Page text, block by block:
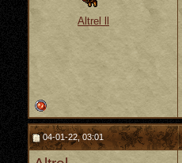
Altrel ll
04-01-22, 03:01